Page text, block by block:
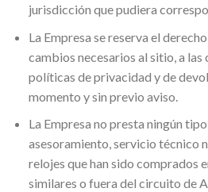
jurisdicción que pudiera
La Empresa se reserva el
cambios necesarios al sitio, a las
políticas de privacidad y de
momento y sin previo aviso.
La Empresa no presta ningún
asesoramiento, servicio técnico
relojes que han sido comprados
similares o fuera del circuito de